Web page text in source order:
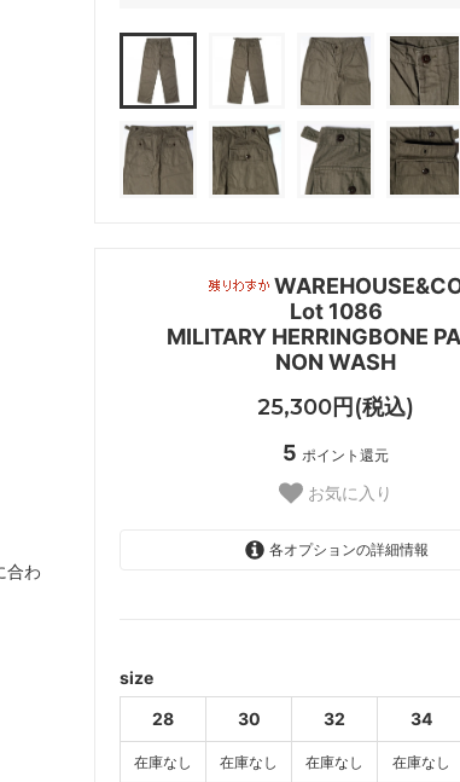
Lot 1086
MILITARY HERRINGBONE
NON WASH
25,300円(税込)
5 ポイント還元
お気に入り
各オプションの詳細情報
32
SOLD OUT
34
size
28
30 32 34
在庫なし 在庫なし 在庫なし 在庫なし
合わ